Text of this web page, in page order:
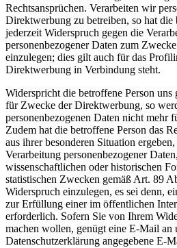
Rechtsansprüchen. Verarbeiten wir
Direktwerbung zu betreiben, so hat die
jederzeit Widerspruch gegen die
personenbezogener Daten zum
einzulegen; dies gilt auch für das
Direktwerbung in Verbindung steht.
Widerspricht die betroffene Person uns
für Zwecke der Direktwerbung, so
personenbezogenen Daten nicht mehr
Zudem hat die betroffene Person das
aus ihrer besonderen Situation
Verarbeitung personenbezogener
wissenschaftlichen oder historischen
statistischen Zwecken gemäß Art. 89
Widerspruch einzulegen, es sei denn,
zur Erfüllung einer im öffentlichen
erforderlich. Sofern Sie von Ihrem
machen wollen, genügt eine E-Mail an
Datenschutzerklärung angegebene E-